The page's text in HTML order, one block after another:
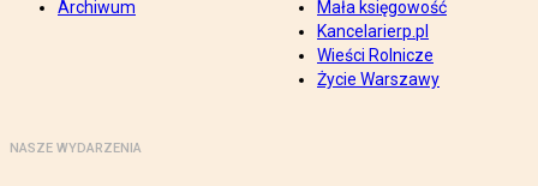
Archiwum
Mała księgowość
Kancelarierp.pl
Wieści Rolnicze
Życie Warszawy
NASZE WYDARZENIA